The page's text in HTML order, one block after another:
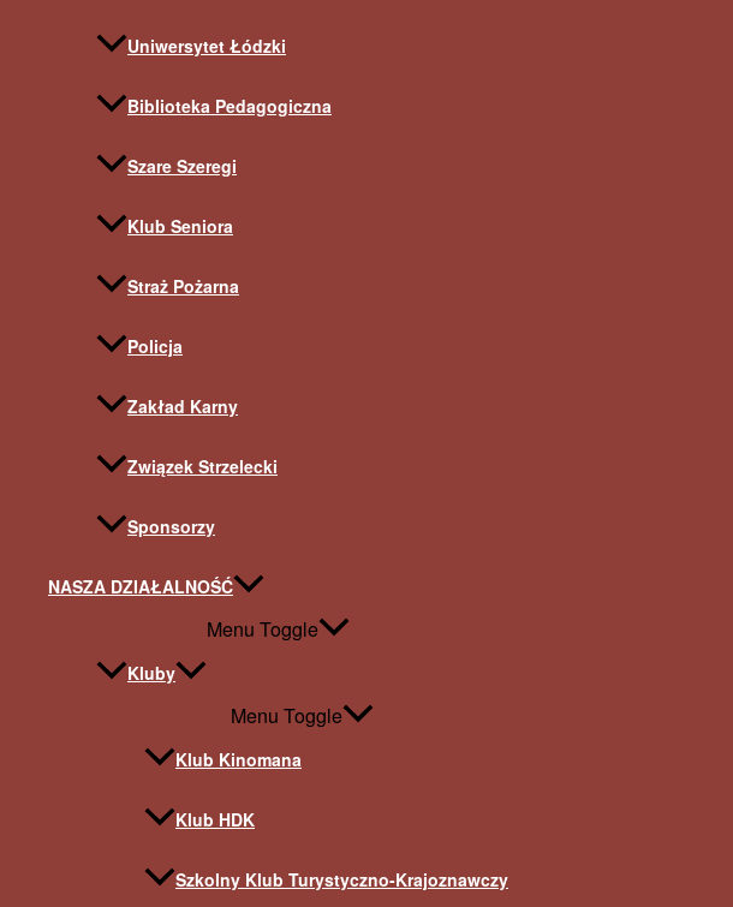
Uniwersytet Łódzki
Biblioteka Pedagogiczna
Szare Szeregi
Klub Seniora
Straż Pożarna
Policja
Zakład Karny
Związek Strzelecki
Sponsorzy
NASZA DZIAŁALNOŚĆ
Menu Toggle
Kluby
Menu Toggle
Klub Kinomana
Klub HDK
Szkolny Klub Turystyczno-Krajoznawczy